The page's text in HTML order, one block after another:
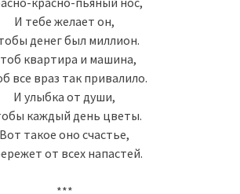
И тебе желает он,
денег был миллион.
квартира и машина,
все враз так привалило.
И улыбка от души,
каждый день цветы.
Вот такое оно счастье,
от всех напастей.